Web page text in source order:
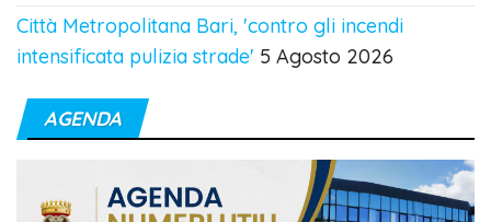
Città Metropolitana Bari, 'contro gli incendi
intensificata pulizia strade' 5 Agosto 2026
AGENDA